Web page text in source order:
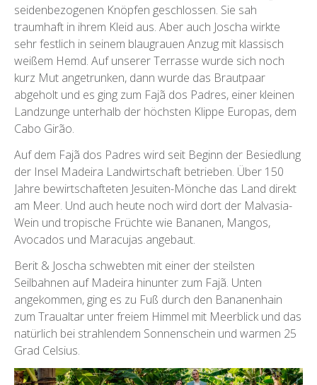
seidenbezogenen Knöpfen geschlossen. Sie sah
traumhaft in ihrem Kleid aus. Aber auch Joscha wirkte
sehr festlich in seinem blaugrauen Anzug mit klassisch
weißem Hemd. Auf unserer Terrasse wurde sich noch
kurz Mut angetrunken, dann wurde das Brautpaar
abgeholt und es ging zum Fajã dos Padres, einer kleinen
Landzunge unterhalb der höchsten Klippe Europas, dem
Cabo Girão.
Auf dem Fajã dos Padres wird seit Beginn der Besiedlung
der Insel Madeira Landwirtschaft betrieben. Über 150
Jahre bewirtschafteten Jesuiten-Mönche das Land direkt
am Meer. Und auch heute noch wird dort der Malvasia-
Wein und tropische Früchte wie Bananen, Mangos,
Avocados und Maracujas angebaut.
Berit & Joscha schwebten mit einer der steilsten
Seilbahnen auf Madeira hinunter zum Fajã. Unten
angekommen, ging es zu Fuß durch den Bananenhain
zum Traualtar unter freiem Himmel mit Meerblick und das
natürlich bei strahlendem Sonnenschein und warmen 25
Grad Celsius.